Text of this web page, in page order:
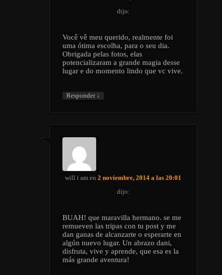
dijo:
Você vê meu querido, realmente foi
uma ótima escolha, para o seu dia.
Obrigada pelas fotos, elas
potencializaram a grande magia desse
lugar e do momento lindo que vc vive.
Responder ↓
will i am en2 noviembre, 2014 a las 20:01
dijo:
BUAH! que maravilla hermano. se me
remueven las tripas con tu post y me
dan ganas de alcanzarte o esperarte en
algún nuevo lugar. Un abrazo dani,
disfruta, vive y aprende, que esa es la
más grande aventura!